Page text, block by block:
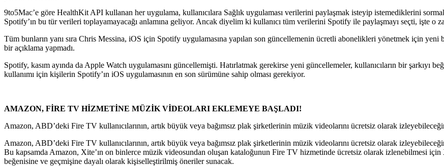
9to5Mac’e göre HealthKit API kullanan her uygulama, kullanıcılara Sağlık uygulaması verilerini paylaşmak isteyip istemediklerini
Spotify’ın bu tür verileri toplayamayacağı anlamına geliyor. Ancak diyelim ki kullanıcı tüm verilerini Spotify ile paylaşmayı seçti, işte o
Tüm bunların yanı sıra Chris Messina, iOS için Spotify uygulamasına yapılan son güncellemenin ücretli abonelikleri yönetmek için
bir açıklama yapmadı.
Spotify, kasım ayında da Apple Watch uygulamasını güncellemişti. Hatırlatmak gerekirse yeni güncellemeler, kullanıcıların bir şarkıyı
kullanımı için kişilerin Spotify’ın iOS uygulamasının en son sürümüne sahip olması gerekiyor.
AMAZON, FİRE TV HİZMETİNE MÜZİK VİDEOLARI EKLEMEYE BAŞLADI!
Amazon, ABD’deki Fire TV kullanıcılarının, artık büyük veya bağımsız plak şirketlerinin müzik videolarını ücretsiz olarak
Amazon, ABD’deki Fire TV kullanıcılarının, artık büyük veya bağımsız plak şirketlerinin müzik videolarını ücretsiz olarak
Bu kapsamda Amazon, Xite’ın on binlerce müzik videosundan oluşan kataloğunun Fire TV hizmetinde ücretsiz olarak izlenebilmesi
beğenisine ve geçmişine dayalı olarak kişiselleştirilmiş öneriler sunacak.